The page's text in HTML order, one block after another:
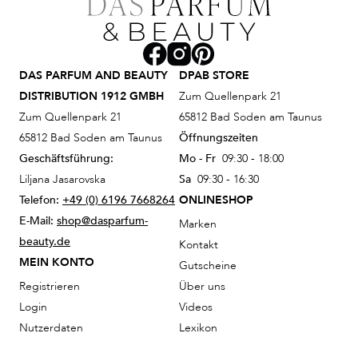
DAS PARFUM AND BEAUTY
DISTRIBUTION 1912 GMBH
Zum Quellenpark 21
65812 Bad Soden am Taunus
Geschäftsführung:
Liljana Jasarovska
Telefon: +49 (0) 6196 7668264
E-Mail: shop@dasparfum-
beauty.de
MEIN KONTO
Registrieren
Login
Nutzerdaten
DPAB STORE
Zum Quellenpark 21
65812 Bad Soden am Taunus
Öffnungszeiten
Mo - Fr 09:30 - 18:00
Sa 09:30 - 16:30
ONLINESHOP
Marken
Kontakt
Gutscheine
Über uns
Videos
Lexikon